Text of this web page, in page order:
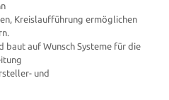
Kreislaufführung ermöglichen
auf Wunsch Systeme für die
und